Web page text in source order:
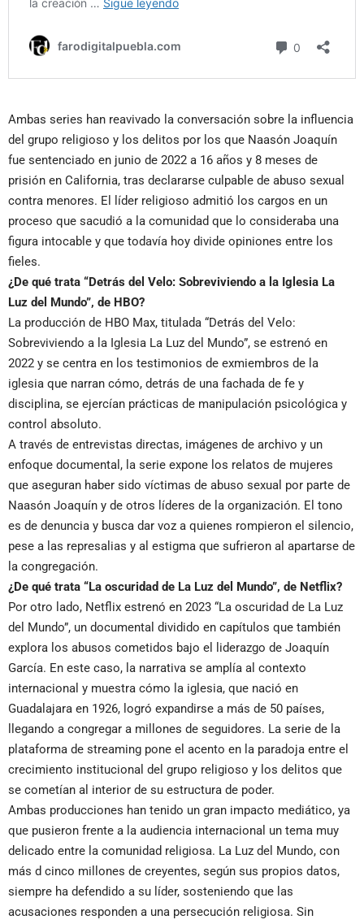
Ambas series han reavivado la conversación sobre la influencia
del grupo religioso y los delitos por los que Naasón Joaquín
fue sentenciado en junio de 2022 a 16 años y 8 meses de
prisión en California, tras declararse culpable de abuso sexual
contra menores. El líder religioso admitió los cargos en un
proceso que sacudió a la comunidad que lo consideraba una
figura intocable y que todavía hoy divide opiniones entre los
fieles.
¿De qué trata “Detrás del Velo: Sobreviviendo a la Iglesia La
Luz del Mundo”, de HBO?
La producción de HBO Max, titulada “Detrás del Velo:
Sobreviviendo a la Iglesia La Luz del Mundo”, se estrenó en
2022 y se centra en los testimonios de exmiembros de la
iglesia que narran cómo, detrás de una fachada de fe y
disciplina, se ejercían prácticas de manipulación psicológica y
control absoluto.
A través de entrevistas directas, imágenes de archivo y un
enfoque documental, la serie expone los relatos de mujeres
que aseguran haber sido víctimas de abuso sexual por parte de
Naasón Joaquín y de otros líderes de la organización. El tono
es de denuncia y busca dar voz a quienes rompieron el silencio,
pese a las represalias y al estigma que sufrieron al apartarse de
la congregación.
¿De qué trata “La oscuridad de La Luz del Mundo”, de Netflix?
Por otro lado, Netflix estrenó en 2023 “La oscuridad de La Luz
del Mundo”, un documental dividido en capítulos que también
explora los abusos cometidos bajo el liderazgo de Joaquín
García. En este caso, la narrativa se amplía al contexto
internacional y muestra cómo la iglesia, que nació en
Guadalajara en 1926, logró expandirse a más de 50 países,
llegando a congregar a millones de seguidores. La serie de la
plataforma de streaming pone el acento en la paradoja entre el
crecimiento institucional del grupo religioso y los delitos que
se cometían al interior de su estructura de poder.
Ambas producciones han tenido un gran impacto mediático, ya
que pusieron frente a la audiencia internacional un tema muy
delicado entre la comunidad religiosa. La Luz del Mundo, con
más d cinco millones de creyentes, según sus propios datos,
siempre ha defendido a su líder, sosteniendo que las
acusaciones responden a una persecución religiosa. Sin